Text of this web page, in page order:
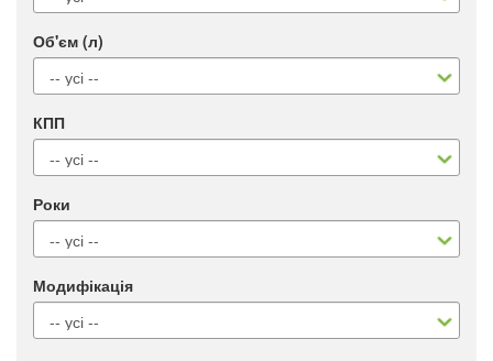
Об'єм (л)
КПП
Роки
Модифікація